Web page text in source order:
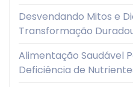
Desvendando Mitos e
Transformação
Alimentação Saudável
Deficiência de